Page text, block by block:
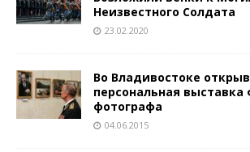
Неизвестного Солдата
23.02.2020
Во Владивостоке
персональная выставка
фотографа
04.06.2015